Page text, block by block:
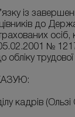
із
до
осіб,
№
обліку трудової
кадрів